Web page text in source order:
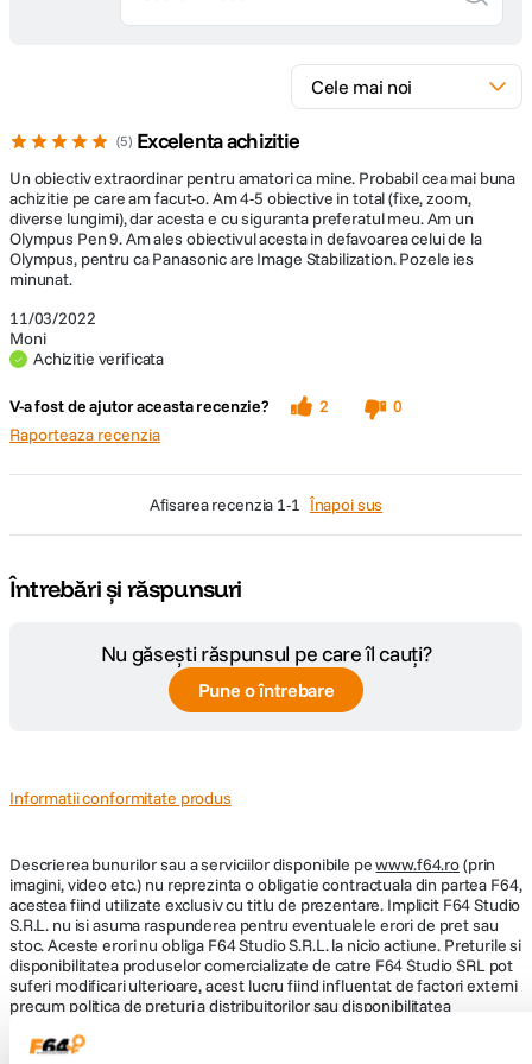
maxim
DETALII PRODUCATOR
Cod producator H-FS45150EKA
5 Excelenta achizitie
11/03/2022
Moni
Achizitie verificata
Un obiectiv extraordinar pentru amatori ca mine. Probabil cea mai buna
achizitie pe care am facut-o. Am 4-5 obiective in total (fixe, zoom,
diverse lungimi), dar acesta e cu siguranta preferatul meu. Am un
Olympus Pen 9. Am ales obiectivul acesta in defavoarea celui de la
Olympus, pentru ca Panasonic are Image Stabilization. Pozele ies
minunat.
V-a fost de ajutor aceasta recenzie? 2
0
Raporteaza recenzia
afisarea recenzia 1-1 Înapoi sus
Întrebări și răspunsuri
Nu găsești răspunsul pe care îl cauți?
Pune o întrebare
Informatii conformitate produs
Descrierea bunurilor sau a serviciilor disponibile pewww.f64.ro(prin
imagini, video etc.) nu reprezinta o obligatie contractuala din partea F64,
acestea fiind utilizate exclusiv cu titlu de prezentare. Implicit F64 Studio
S.R.L. nu isi asuma raspunderea pentru eventualele erori de pret sau
stoc. Aceste erori nu obliga F64 Studio S.R.L. la nicio actiune. Preturile si
disponibilitatea produselor comercializate de catre F64 Studio SRL pot
suferi modificari ulterioare, acest lucru fiind influentat de factori externi
precum politica de preturi a distribuitorilor sau disponibilitatea
rezerva dreptul de a corecta eventuale omisiuni sau erori in afisare care